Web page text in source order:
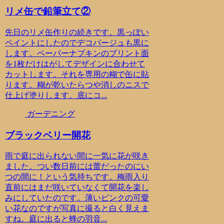
リメ缶で鉛筆立て②
先日のリメ缶作りの続きです。黒っぽい
ペイントにしたのでデコパージュも黒に
します。ペーパーナプキンのプリント面
を1枚だけはがしてデザインに合わせて
カットします。それを専用の糊で缶に貼
ります。糊が乾いたらつや消しのニスで
仕上げ塗りします。底にコ...
ガーデニング
ブラックベリー開花
雨で庭に出られない間に一気に花が咲き
ました。つい数日前には蕾だったのにい
つの間に！という気持ちです。梅雨入り
直前にはまだ咲いていなくて開花を楽し
みにしていたのです。薄いピンクの可愛
い花なのですが写真に撮ると白く見えま
すね。庭に出ると蜂の羽音...